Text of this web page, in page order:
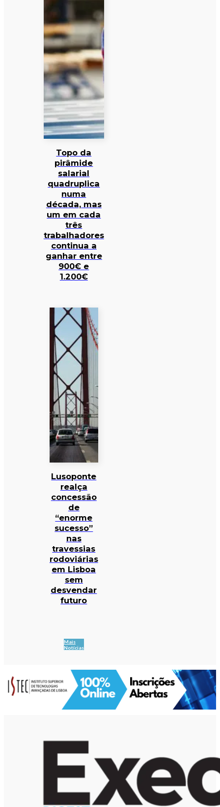
Topo da
pirâmide
salarial
quadruplica
numa
década, mas
um em cada
três
trabalhadores
continua a
ganhar entre
900€ e
1.200€
Lusoponte
realça
concessão
de
“enorme
sucesso”
nas
travessias
rodoviárias
em Lisboa
sem
desvendar
futuro
Mais
Notícias